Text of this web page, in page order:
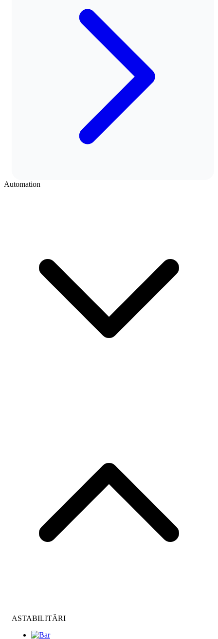
Automation
ASTABILITĂRI